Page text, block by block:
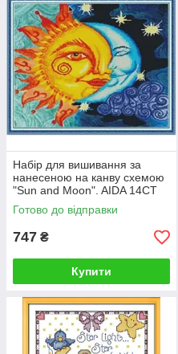
Набір для вишивання за
нанесеною на канву схемою
"Sun and Moon". AIDA 14CT
printed, 44*36 см
Готово до відправки
747 ₴
Купити